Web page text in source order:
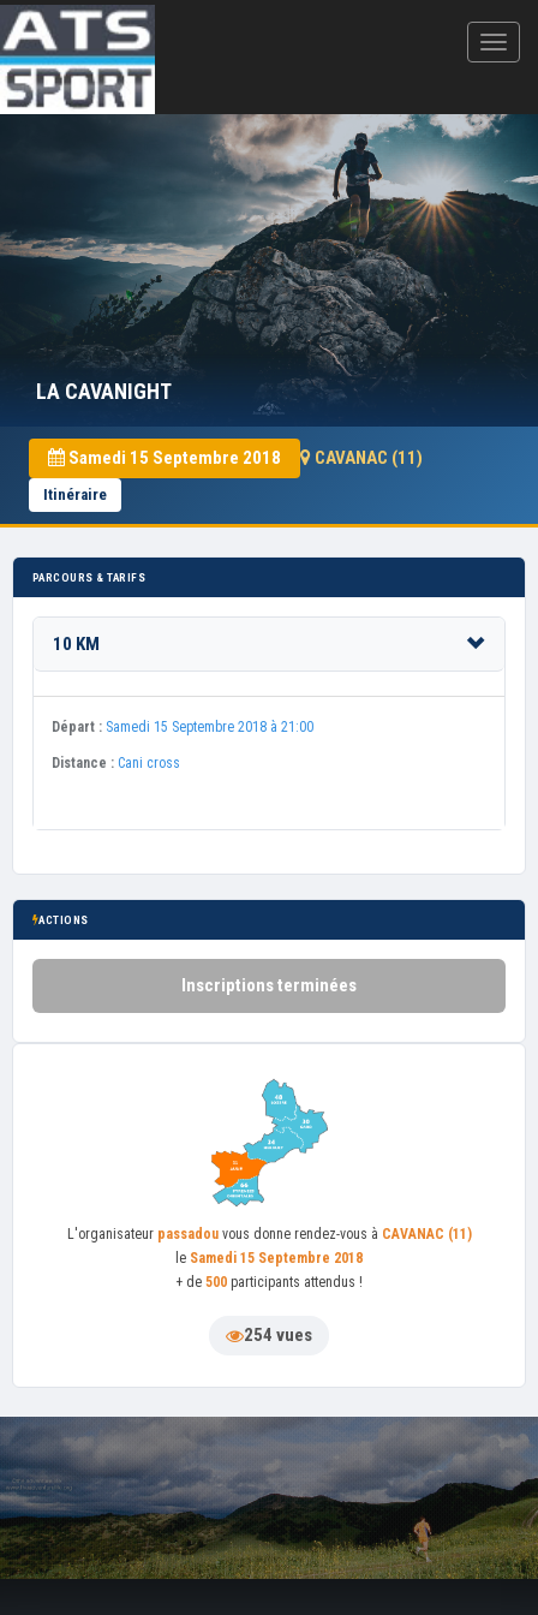
LA CAVANIGHT
Samedi 15 Septembre 2018 CAVANAC (11)
Itinéraire
PARCOURS & TARIFS
10 KM
Départ : Samedi 15 Septembre 2018 à 21:00
Distance : Cani cross
ACTIONS
Inscriptions terminées
L'organisateur passadouvous donne rendez-vous à CAVANAC (11)
le Samedi 15 Septembre 2018
+ de 500 participants attendus !
254 vues